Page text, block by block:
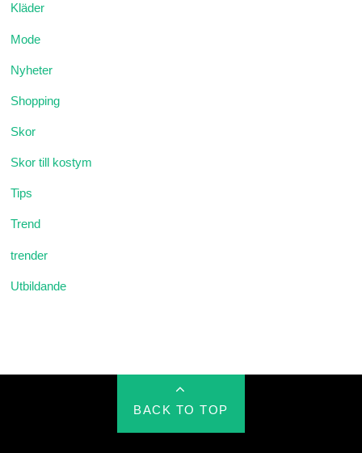
Kläder
Mode
Nyheter
Shopping
Skor
Skor till kostym
Tips
Trend
trender
Utbildande
BACK TO TOP